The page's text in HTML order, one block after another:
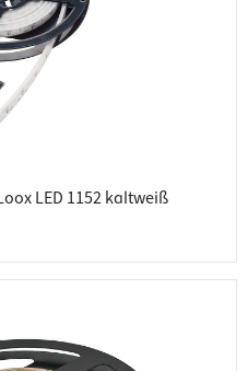
LED 1152 kaltweiß